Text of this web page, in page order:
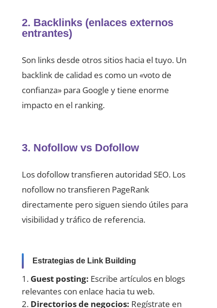
2. Backlinks (enlaces externos
entrantes)
Son links desde otros sitios hacia el tuyo. Un
backlink de calidad es como un «voto de
confianza» para Google y tiene enorme
impacto en el ranking.
3. Nofollow vs Dofollow
Los dofollow transfieren autoridad SEO. Los
nofollow no transfieren PageRank
directamente pero siguen siendo útiles para
visibilidad y tráfico de referencia.
Estrategias de Link Building
Guest posting: Escribe artículos en blogs
relevantes con enlace hacia tu web.
Directorios de negocios: Regístrate en